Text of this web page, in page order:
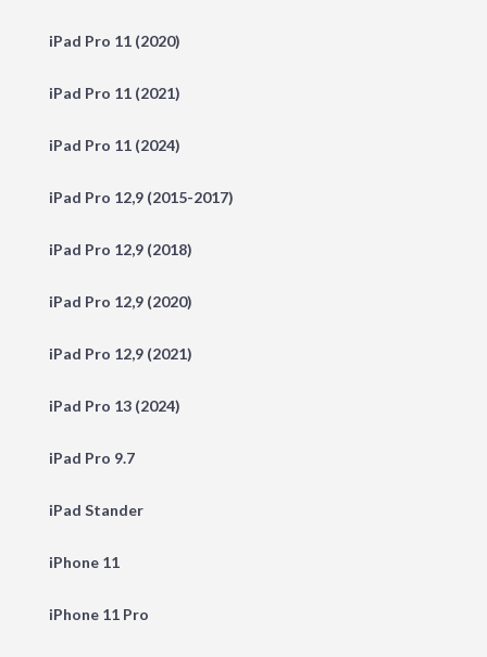
iPad Pro 11 (2020)
iPad Pro 11 (2021)
iPad Pro 11 (2024)
iPad Pro 12,9 (2015-2017)
iPad Pro 12,9 (2018)
iPad Pro 12,9 (2020)
iPad Pro 12,9 (2021)
iPad Pro 13 (2024)
iPad Pro 9.7
iPad Stander
iPhone 11
iPhone 11 Pro